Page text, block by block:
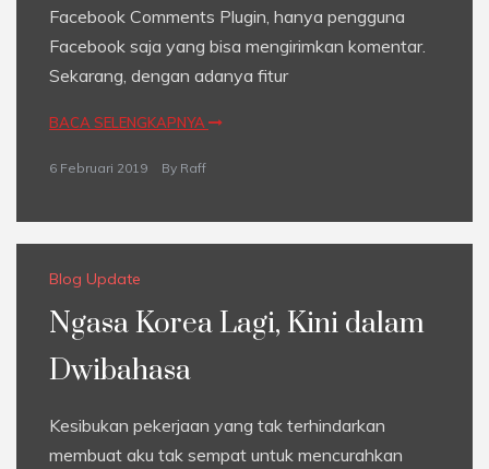
Facebook Comments Plugin, hanya pengguna
Facebook saja yang bisa mengirimkan komentar.
Sekarang, dengan adanya fitur
BACA SELENGKAPNYA
6 Februari 2019 By Raff
Blog Update
Ngasa Korea Lagi, Kini dalam
Dwibahasa
Kesibukan pekerjaan yang tak terhindarkan
membuat aku tak sempat untuk mencurahkan